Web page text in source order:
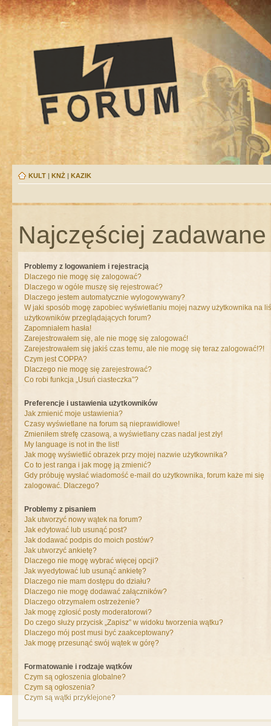
KULT | KNŻ | KAZIK
Najczęściej
Problemy z logowaniem i rejestracją
Dlaczego nie mogę się zalogować?
Dlaczego w ogóle muszę się rejestrować?
Dlaczego jestem automatycznie wylogowywany?
W jaki sposób mogę zapobiec wyświetlaniu mojej nazwy użytkownika na
użytkowników przeglądających forum?
Zapomniałem hasła!
Zarejestrowałem się, ale nie mogę się zalogować!
Zarejestrowałem się jakiś czas temu, ale nie mogę się teraz zalogować!?!
Czym jest COPPA?
Dlaczego nie mogę się zarejestrować?
Co robi funkcja „Usuń ciasteczka”?
Preferencje i ustawienia użytkowników
Jak zmienić moje ustawienia?
Czasy wyświetlane na forum są nieprawidłowe!
Zmieniłem strefę czasową, a wyświetlany czas nadal jest zły!
My language is not in the list!
Jak mogę wyświetlić obrazek przy mojej nazwie użytkownika?
Co to jest ranga i jak mogę ją zmienić?
Gdy próbuję wysłać wiadomość e-mail do użytkownika, forum każe mi się
zalogować. Dlaczego?
Problemy z pisaniem
Jak utworzyć nowy wątek na forum?
Jak edytować lub usunąć post?
Jak dodawać podpis do moich postów?
Jak utworzyć ankietę?
Dlaczego nie mogę wybrać więcej opcji?
Jak wyedytować lub usunąć ankietę?
Dlaczego nie mam dostępu do działu?
Dlaczego nie mogę dodawać załączników?
Dlaczego otrzymałem ostrzeżenie?
Jak mogę zgłosić posty moderatorowi?
Do czego służy przycisk „Zapisz” w widoku tworzenia wątku?
Dlaczego mój post musi być zaakceptowany?
Jak mogę przesunąć swój wątek w górę?
Formatowanie i rodzaje wątków
Czym są ogłoszenia globalne?
Czym są ogłoszenia?
Czym są wątki przyklejone?